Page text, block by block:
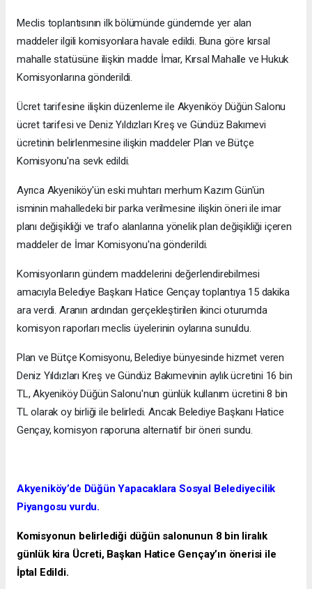
Meclis toplantısının ilk bölümünde gündemde yer alan
maddeler ilgili komisyonlara havale edildi. Buna göre kırsal
mahalle statüsüne ilişkin madde İmar, Kırsal Mahalle ve Hukuk
Komisyonlarına gönderildi.
Ücret tarifesine ilişkin düzenleme ile Akyeniköy Düğün Salonu
ücret tarifesi ve Deniz Yıldızları Kreş ve Gündüz Bakımevi
ücretinin belirlenmesine ilişkin maddeler Plan ve Bütçe
Komisyonu'na sevk edildi.
Ayrıca Akyeniköy'ün eski muhtarı merhum Kazım Gün'ün
isminin mahalledeki bir parka verilmesine ilişkin öneri ile imar
planı değişikliği ve trafo alanlarına yönelik plan değişikliği içeren
maddeler de İmar Komisyonu'na gönderildi.
Komisyonların gündem maddelerini değerlendirebilmesi
amacıyla Belediye Başkanı Hatice Gençay toplantıya 15 dakika
ara verdi. Aranın ardından gerçekleştirilen ikinci oturumda
komisyon raporları meclis üyelerinin oylarına sunuldu.
Plan ve Bütçe Komisyonu, Belediye bünyesinde hizmet veren
Deniz Yıldızları Kreş ve Gündüz Bakımevinin aylık ücretini 16 bin
TL, Akyeniköy Düğün Salonu'nun günlük kullanım ücretini 8 bin
TL olarak oy birliği ile belirledi. Ancak Belediye Başkanı Hatice
Gençay, komisyon raporuna alternatif bir öneri sundu.
Akyeniköy’de Düğün Yapacaklara Sosyal Belediyecilik
Piyangosu vurdu.
Komisyonun belirlediği düğün salonunun 8 bin liralık
günlük kira Ücreti, Başkan Hatice Gençay’ın önerisi ile
İptal Edildi.